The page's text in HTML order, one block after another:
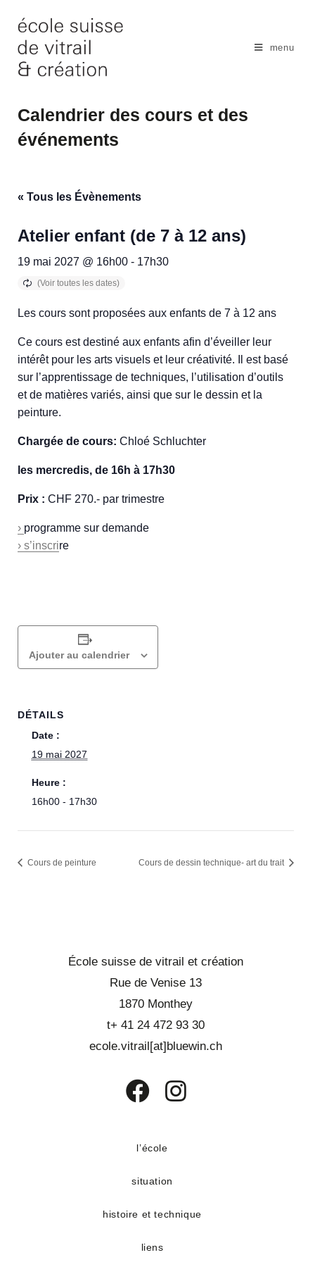
content
menu
Calendrier des cours et des
événements
« Tous les Évènements
Atelier enfant (de 7 à 12 ans)
19 mai 2027 @ 16h00 - 17h30
Les cours sont proposées aux enfants de 7 à 12 ans
Ce cours est destiné aux enfants afin d’éveiller leur
intérêt pour les arts visuels et leur créativité. Il est basé
sur l’apprentissage de techniques, l’utilisation d’outils
et de matières variés, ainsi que sur le dessin et la
peinture.
Chargée de cours: Chloé Schluchter
les mercredis, de 16h à 17h30
Prix : CHF 270.- par trimestre
› programme sur demande
› s’inscrire
Ajouter au calendrier
DÉTAILS
Date :
19 mai 2027
Heure :
16h00 - 17h30
Cours de peinture Cours de dessin technique- art du trait
École suisse de vitrail et création
Rue de Venise 13
1870 Monthey
t+ 41 24 472 93 30
ecole.vitrail[at]bluewin.ch
un
onglet
l’école
situation
histoire et technique
liens